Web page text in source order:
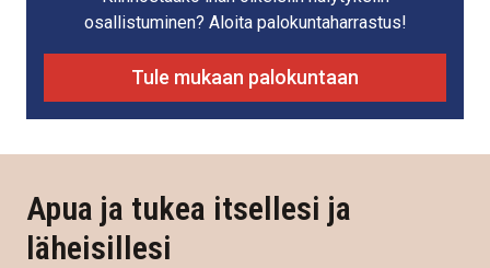
osallistuminen? Aloita palokuntaharrastus!
Tule mukaan palokuntaan
Apua ja tukea itsellesi ja
läheisillesi